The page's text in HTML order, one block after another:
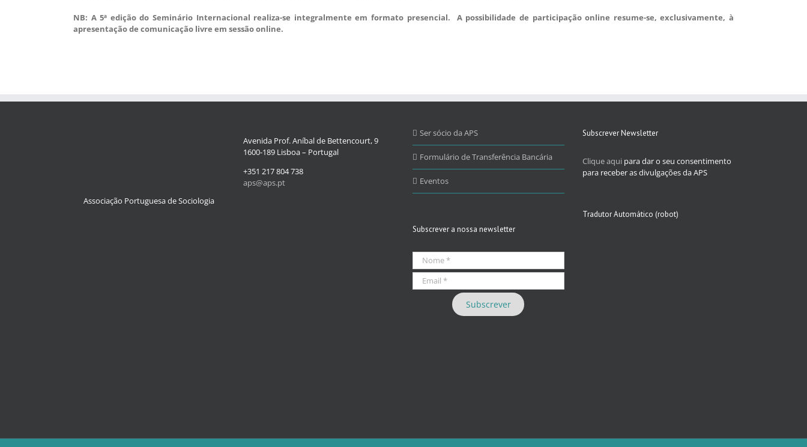
NB: A 5ª edição do Seminário Internacional realiza-se integralmente em formato presencial. A possibilidade de participação online resume-se, exclusivamente, à
apresentação de comunicação livre em sessão online.
Associação Portuguesa de Sociologia
Avenida Prof. Aníbal de Bettencourt, 9
1600-189 Lisboa – Portugal
+351 217 804 738
aps@aps.pt
Ser sócio da APS
Formulário de Transferência Bancária
Eventos
Subscrever a nossa newsletter
Subscrever Newsletter
Clique aqui para dar o seu consentimento
para receber as divulgações da APS
Tradutor Automático (robot)